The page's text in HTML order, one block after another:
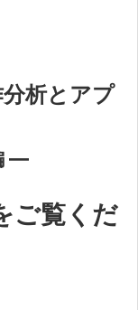
析とアプ
―
ご覧くだ